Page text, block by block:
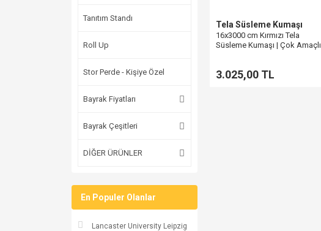
Tanıtım Standı
Roll Up
Stor Perde - Kişiye Özel
Bayrak Fiyatları
Bayrak Çeşitleri
DİĞER ÜRÜNLER
En Populer Olanlar
Lancaster University Leipzig
Tela Süsleme Kumaşı
16x3000 cm Kırmızı Tela
Süsleme Kumaşı | Çok Amaçlı
3.025,00 TL